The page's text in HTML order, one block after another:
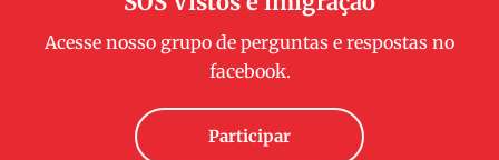
Acesse nosso grupo de perguntas e respostas no
facebook.
Participar